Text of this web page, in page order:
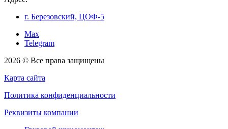
г. Березовский, ЦОФ-5
Max
Telegram
2026 © Все права защищены
Карта сайта
Политика конфиденциальности
Реквизиты компании